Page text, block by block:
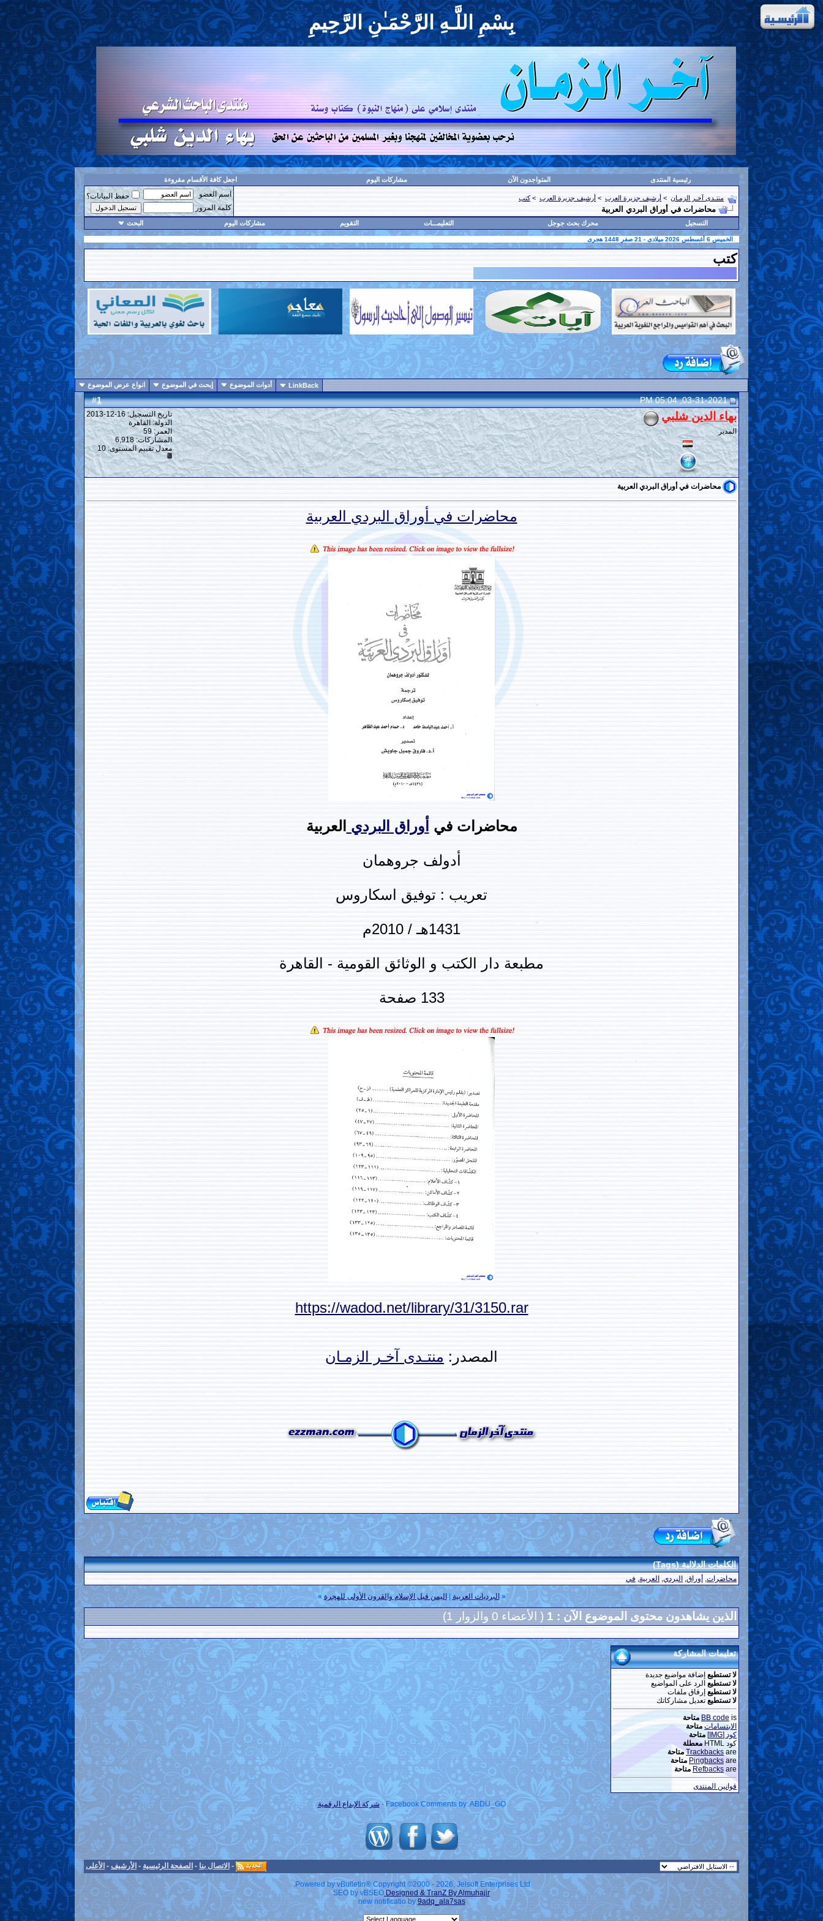
بِسْمِ اللَّـهِ الرَّحْمَـٰنِ الرَّحِيمِ
رئيسية المنتدى المتواجدون الآن مشاركات اليوم اجعل كافة الأقسام مقروءة
منتـدى آخـر الزمـان > أرشيف جزيرة العرب > أرشيف جزيرة العرب >كتب
محاضرات في أوراق البردي العربية
اسم العضو
حفظ البيانات؟
كلمة المرور
التسجيل محرك بحث جوجل التعليمـــات التقويم مشاركات اليوم البحث
الخميس 6 أغسطس 2026 ميلادى - 21 صفر 1448 هجرى
كتب
LinkBack أدوات الموضوع إبحث في الموضوع انواع عرض الموضوع
#
1 03-31-2021, 05:04 PM
بهاء الدين شلبي
المدير
تاريخ التسجيل: 16-12-2013
الدولة: القاهرة
العمر: 59
المشاركات: 6,918
معدل تقييم المستوى: 10
محاضرات في أوراق البردي العربية
محاضرات في أوراق البردي العربية
محاضرات في أوراق البردي العربية
أدولف جروهمان
تعريب : توفيق اسكاروس
1431هـ / 2010م
مطبعة دار الكتب و الوثائق القومية - القاهرة
133 صفحة
https://wadod.net/library/31/3150.rar
المصدر: منتـدى آخـر الزمـان
الكلمات الدلالية (Tags)
محاضرات, أوراق, البردي, العربية, في
« البرديات العربية| اليمن قبل الإسلام والقرون الأولى للهجرة »
الذين يشاهدون محتوى الموضوع الآن : 1 ( الأعضاء 0 والزوار 1)
تعليمات المشاركة
لا تستطيع إضافة مواضيع جديدة
لا تستطيع الرد على المواضيع
لا تستطيع إرفاق ملفات
لا تستطيع تعديل مشاركاتك
BB code is
متاحة
الابتسامات متاحة
كود [IMG]
متاحة
كود HTML
معطلة
Trackbacks are
متاحة
Pingbacks are
متاحة
Refbacks are
متاحة
قوانين المنتدى
Facebook Comments by: ABDU_GO - شركة الإبداع الرقمية
- الاتصال بنا - الصفحة الرئيسية - الأرشيف - الأعلى
Powered by vBulletin® Copyright ©2000 - 2026, Jelsoft Enterprises Ltd.
SEO by vBSEODesigned & TranZ By Almuhajir
new notificatio by 9adq_ala7sas